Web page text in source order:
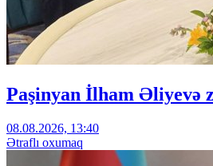
Paşinyan İlham Əliyevə
08.08.2026, 13:40
Ətraflı oxumaq